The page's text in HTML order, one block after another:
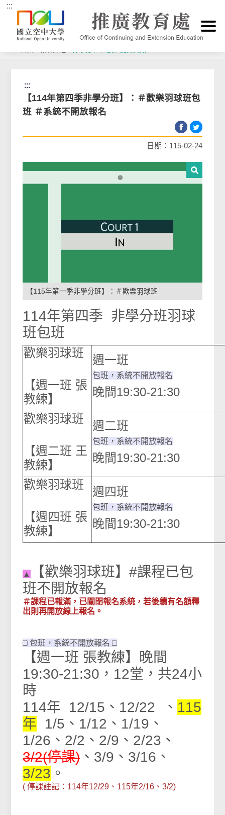
跳到主要內容區塊
:::
:::
【114年第四季非學分班】：＃歡樂羽球班包
班 ＃系統不開放報名
日期：115-02-24
【115年第一季非學分班】：＃歡樂羽球班
114年第四季 非學分班羽球
班包班
歡樂羽球班
【週一班 張
教練】
週一
​包班，系統不開放報名
晚間19:30-21:30
歡樂羽球班
【週二班 王
教練】
週二
​包班，系統不開放報名
晚間19:30-21:30
歡樂羽球班
【週四班 張
教練】
週四
​包班，系統不開放報名
晚間19:30-21:30
▲
【歡樂羽球班】#課程已包
班不開放報名
＃課程已報滿，已關閉報名系統，若後續有名額釋
出則再開放線上報名。
□ 包班，系統不開放報名 □
【週一班 張教練】晚間
19:30-21:30，12堂，共24小
時
114年 12/15、12/22 、 115
年 1/5、1/12、1/19、
1/26、2/2、2/9、2/23、
3/2(停課)、3/9、3/16​、
3/23 。
( 停課註記：114年12/29、115年2/16、3/2)